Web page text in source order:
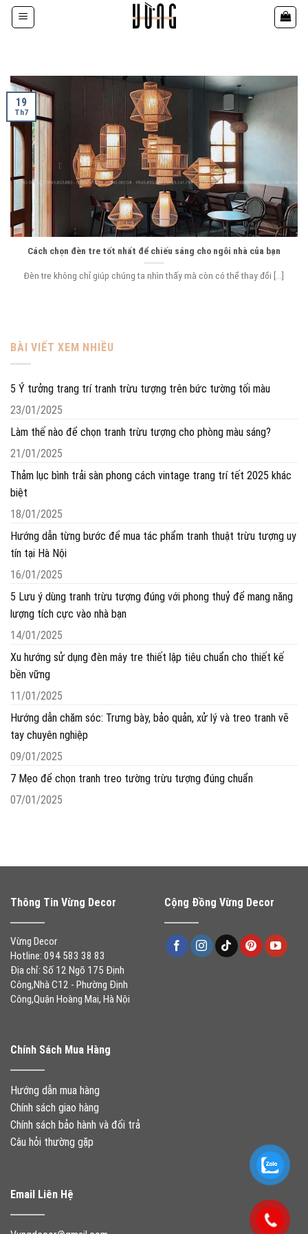
qua
BÀI VIẾT XEM NHIỀU
5 Ý tưởng trang trí tranh trừu tượng trên bức tường tối màu
23/01/2025
Làm thế nào để chọn tranh trừu tượng cho phòng màu sáng?
21/01/2025
Thảm lục bình trải sàn phong cách vintage trang trí tết 2025 khác
biệt
18/01/2025
Hướng dẫn từng bước để mua tác phẩm tranh thuật trừu tượng uy
tín tại Hà Nội
16/01/2025
5 Lưu ý dùng tranh trừu tượng đúng với phong thuỷ để mang năng
lượng tích cực vào nhà bạn
14/01/2025
Xu hướng sử dụng đèn mây tre thiết lập tiêu chuẩn cho thiết kế
bền vững
11/01/2025
Hướng dẫn chăm sóc: Trưng bày, bảo quản, xử lý và treo tranh vẽ
tay chuyên nghiệp
09/01/2025
7 Mẹo để chọn tranh treo tường trừu tượng đúng chuẩn
07/01/2025
Cách chọn đèn tre tốt nhất để chiếu sáng cho ngôi nhà của bạn
Đèn tre không chỉ giúp chúng ta nhìn thấy mà còn có thể thay đổi [...]
19
Th7
Thông Tin Vừng Decor
Vừng Decor
Hotline: 094 583 38 83
Địa chỉ: Số 12 Ngõ 175 Định
Công,Nhà C12 - Phường Định
Công,Quận Hoàng Mai, Hà Nội
Cộng Đồng Vừng Decor
Chính Sách Mua Hàng
Hướng dẫn mua hàng
Chính sách giao hàng
Chính sách bảo hành và đổi trả
Câu hỏi thường gặp
Email Liên Hệ